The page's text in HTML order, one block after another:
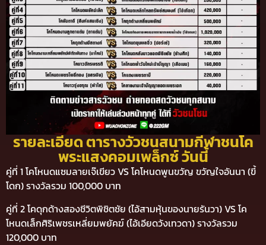
รายละเอียด ตารางวัวชนสนามกีฬาชนโค
พระแสงคอมเพล็กซ์ วันนี้
คู่ที่ 1 โคโหนดแซมลายเจ๊เขียว VS โคโหนดพูนขวัญ ขวัญใจอันนา (ขี้
โดก) รางวัลรวม 100,000 บาท
คู่ที่ 2 โคดุกด้างสองชีวิตพิชิตชัย (ไอ้สามหุ้นของนายรันวา) VS โค
โหนดเล็กศิริเพชรเหลี่ยมพยัคฆ์ (ไอ้เอียดวังเทวดา) รางวัลรวม
120,000 บาท